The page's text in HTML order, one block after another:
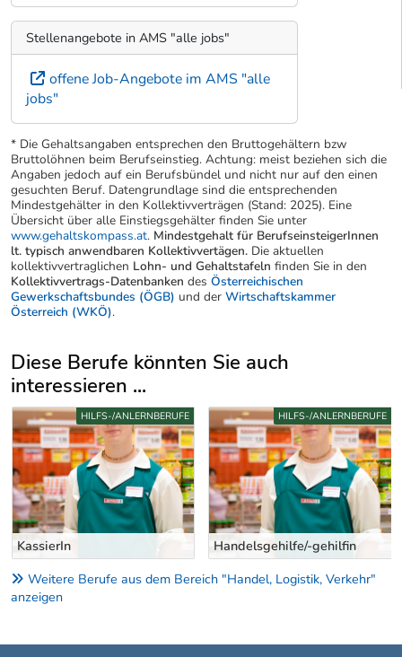
Stellenangebote in AMS "alle jobs"
offene Job-Angebote im AMS "alle
jobs"
* Die Gehaltsangaben entsprechen den Bruttogehältern bzw
Bruttolöhnen beim Berufseinstieg. Achtung: meist beziehen sich die
Angaben jedoch auf ein Berufsbündel und nicht nur auf den einen
gesuchten Beruf. Datengrundlage sind die entsprechenden
Mindestgehälter in den Kollektivverträgen (Stand: 2025). Eine
Übersicht über alle Einstiegsgehälter finden Sie unter
www.gehaltskompass.at. Mindestgehalt für BerufseinsteigerInnen
lt. typisch anwendbaren Kollektivvertägen. Die aktuellen
kollektivvertraglichen Lohn- und Gehaltstafeln finden Sie in den
Kollektivvertrags-Datenbanken des Österreichischen
Gewerkschaftsbundes (ÖGB) und der Wirtschaftskammer
Österreich (WKÖ).
Diese Berufe könnten Sie auch
interessieren ...
Uber weitere Berufsvorschläge
KassierIn
HILFS-/ANLERNBERUFE
Handelsgehilfe/-gehilfin
HILFS-/ANLERNBERUFE
Weitere Berufe aus dem Bereich "Handel, Logistik, Verkehr"
anzeigen